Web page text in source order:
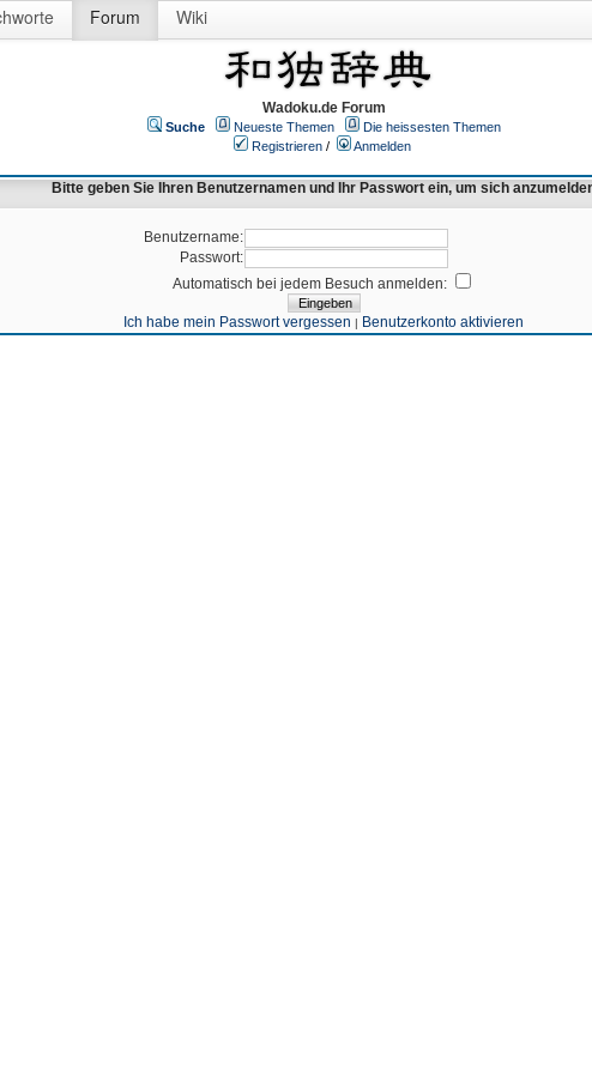
Forum Wiki
Wadoku.de Forum
Suche Neueste Themen
Die heissesten Themen
Registrieren /
Anmelden
Bitte geben Sie Ihren Benutzernamen und Ihr Passwort ein, um sich
Benutzername:
Passwort:
Automatisch bei jedem Besuch anmelden:
Ich habe mein Passwort vergessen | Benutzerkonto aktivieren